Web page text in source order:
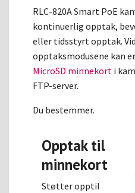
RLC-820A Smart PoE
kontinuerlig opptak,
eller tidsstyrt opptak.
opptaksmodusene kan
MicroSD minnekort i
FTP-server.
Du bestemmer.
Opptak til
minnekort
Støtter opptil